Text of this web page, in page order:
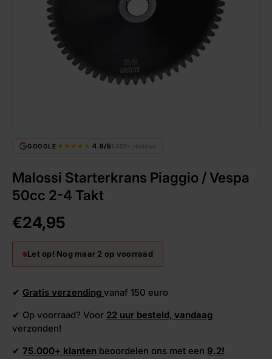
GOOGLE 4.6/51.400+ reviews
Malossi Starterkrans Piaggio / Vespa
50cc 2-4 Takt
€24,95
Let op! Nog maar 2 op voorraad
✔ Gratis verzending vanaf 150 euro
✔ Op voorraad? Voor 22 uur besteld, vandaag
verzonden!
✔ 75.000+ klanten beoordelen ons met een 9.2!